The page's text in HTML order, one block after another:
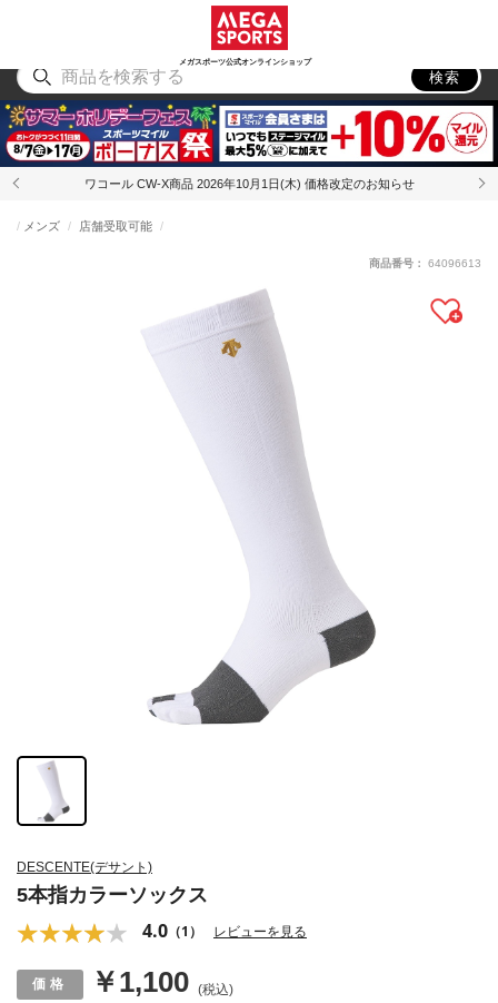
メガスポーツ公式オンラインショップ
アウトドア
検索
ワコール CW-X商品 2026年10月1日(木) 価格改定のお知らせ
DESCENTE(デサント)
5本指カラーソックス
4.0 （1） レビューを見る
メンズ 店舗受取可能
￥1,100 (税込)
商品番号： 64096613